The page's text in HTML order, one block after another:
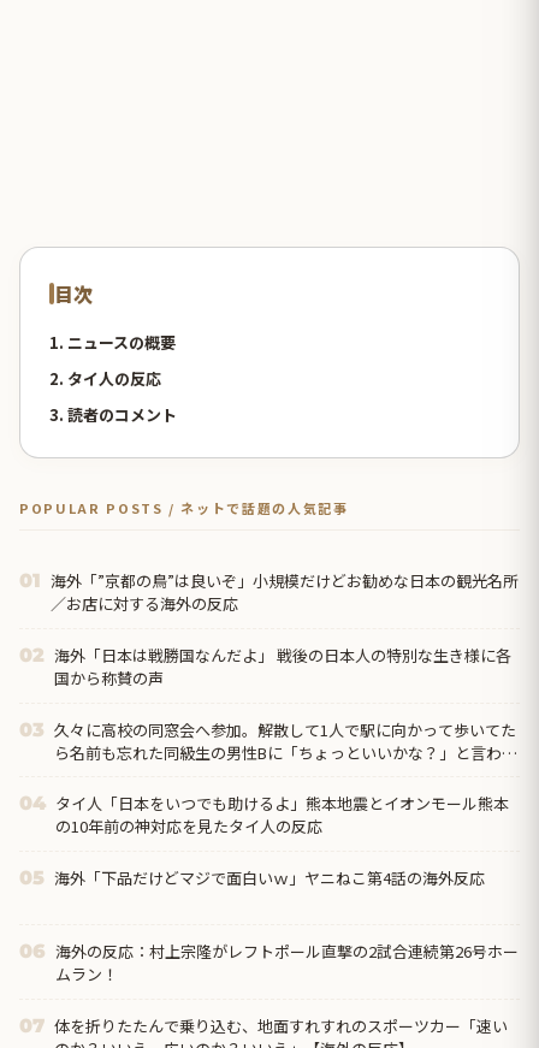
目次
1. ニュースの概要
2. タイ人の反応
3. 読者のコメント
POPULAR POSTS / ネットで話題の人気記事
01 海外「”京都の鳥”は良いぞ」小規模だけどお勧めな日本の観光名所
／お店に対する海外の反応
02 海外「日本は戦勝国なんだよ」 戦後の日本人の特別な生き様に各
国から称賛の声
03 久々に高校の同窓会へ参加。解散して1人で駅に向かって歩いてた
ら名前も忘れた同級生の男性Bに「ちょっといいかな？」と言われ
04 タイ人「日本をいつでも助けるよ」熊本地震とイオンモール熊本
の10年前の神対応を見たタイ人の反応
05 海外「下品だけどマジで面白いｗ」ヤニねこ第4話の海外反応
06 海外の反応：村上宗隆がレフトポール直撃の2試合連続第26号ホー
ムラン！
07 体を折りたたんで乗り込む、地面すれすれのスポーツカー「速い